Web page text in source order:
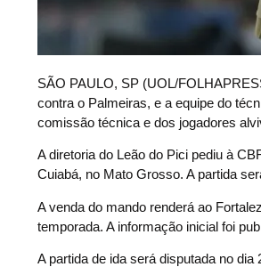
SÃO PAULO, SP (UOL/
contra o Palmeiras, e a equipe do
comissão técnica e dos jogadores
A diretoria do Leão do Pici pediu à
Cuiabá, no Mato Grosso. A partida
A venda do mando renderá ao
temporada. A informação inicial foi
A partida de ida será disputada no